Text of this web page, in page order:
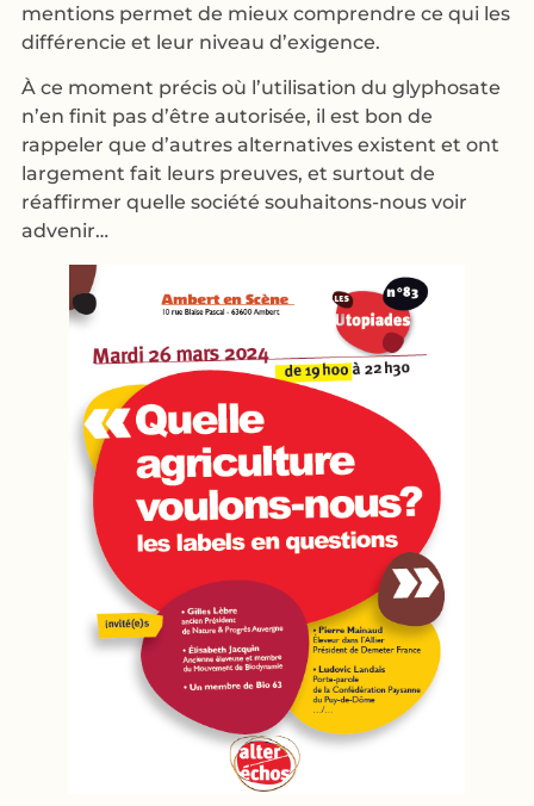
mentions permet de mieux comprendre ce qui les
différencie et leur niveau d’exigence.
À ce moment précis où l’utilisation du glyphosate
n’en finit pas d’être autorisée, il est bon de
rappeler que d’autres alternatives existent et ont
largement fait leurs preuves, et surtout de
réaffirmer quelle société souhaitons-nous voir
advenir…